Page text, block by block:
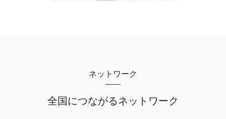
ネットワーク
全国につながるネットワーク